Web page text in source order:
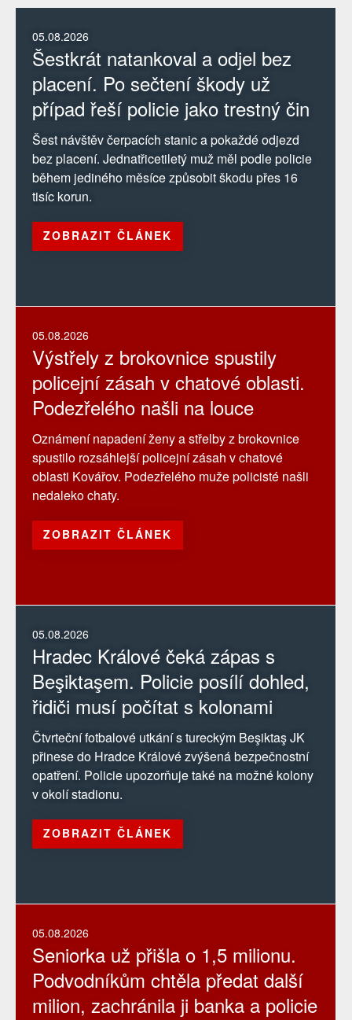
05.08.2026
Šestkrát natankoval a odjel bez
placení. Po sečtení škody už
případ řeší policie jako trestný čin
Šest návštěv čerpacích stanic a pokaždé odjezd
bez placení. Jednatřicetiletý muž měl podle policie
během jediného měsíce způsobit škodu přes 16
tisíc korun.
ZOBRAZIT ČLÁNEK
05.08.2026
Hradec Králové čeká zápas s
Beşiktaşem. Policie posílí dohled,
řidiči musí počítat s kolonami
Čtvrteční fotbalové utkání s tureckým Beşiktaş JK
přinese do Hradce Králové zvýšená bezpečnostní
opatření. Policie upozorňuje také na možné kolony
v okolí stadionu.
ZOBRAZIT ČLÁNEK
05.08.2026
Seniorka už přišla o 1,5 milionu.
Podvodníkům chtěla předat další
milion, zachránila ji banka a policie
05.08.2026
Výstřely z brokovnice spustily
policejní zásah v chatové oblasti.
Podezřelého našli na louce
Oznámení napadení ženy a střelby z brokovnice
spustilo rozsáhlejší policejní zásah v chatové
oblasti Kovářov. Podezřelého muže policisté našli
nedaleko chaty.
ZOBRAZIT ČLÁNEK